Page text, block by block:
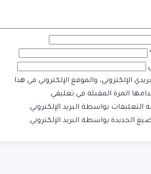
*
الإلكتروني، والموقع الإلكتروني في هذا
المرة المقبلة في تعليقي.
التعليقات بواسطة البريد الإلكتروني.
الجديدة بواسطة البريد الإلكتروني.